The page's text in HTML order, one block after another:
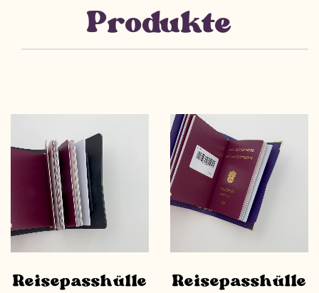
Produkte​
Reisepasshülle
Reisepasshülle